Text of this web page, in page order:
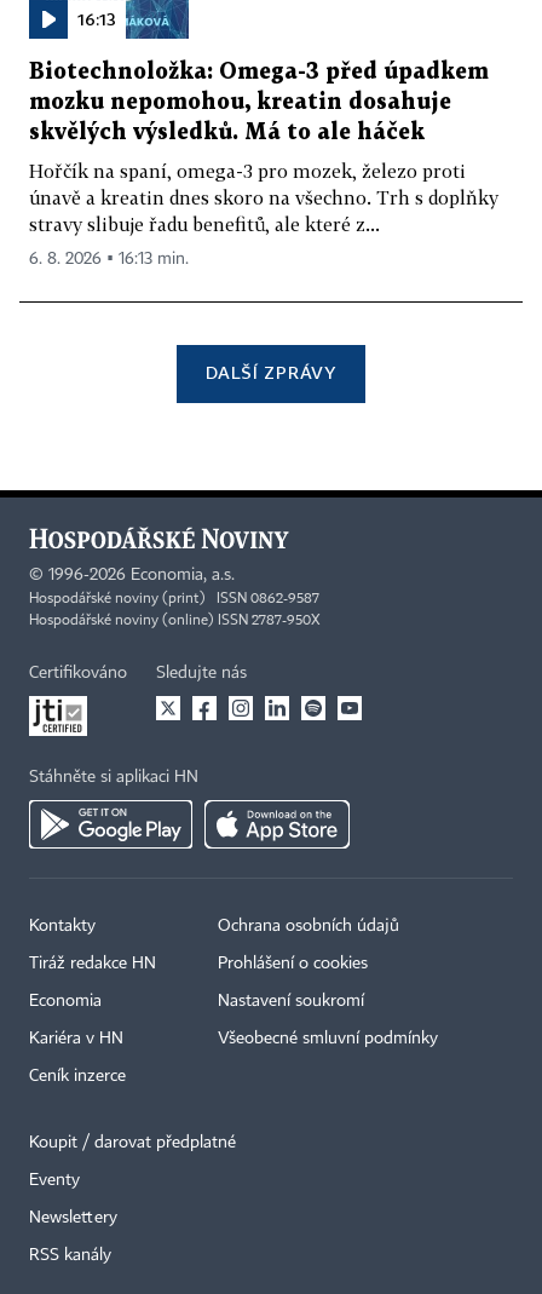
16:13
Biotechnoložka: Omega-3 před úpadkem
mozku nepomohou, kreatin dosahuje
skvělých výsledků. Má to ale háček
Hořčík na spaní, omega-3 pro mozek, železo proti
únavě a kreatin dnes skoro na všechno. Trh s doplňky
stravy slibuje řadu benefitů, ale které z...
6. 8. 2026 ▪ 16:13 min.
DALŠÍ ZPRÁVY
© 1996-2026 Economia, a.s.
Hospodářské noviny (print) ISSN 0862-9587
Hospodářské noviny (online) ISSN 2787-950X
Certifikováno Sledujte nás
Stáhněte si aplikaci HN
Kontakty
Tiráž redakce HN
Economia
Kariéra v HN
Ceník inzerce
Ochrana osobních údajů
Prohlášení o cookies
Nastavení soukromí
Všeobecné smluvní podmínky
Koupit / darovat předplatné
Eventy
Newslettery
RSS kanály